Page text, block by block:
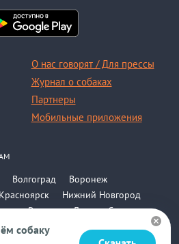
собаку
О нас говорят / Для прессы
Журнал о собаках
Партнеры
Мобильные приложения
Волгоград
Воронеж
Красноярск
Нижний Новгород
Ростов-на-Дону
Самара
Все города